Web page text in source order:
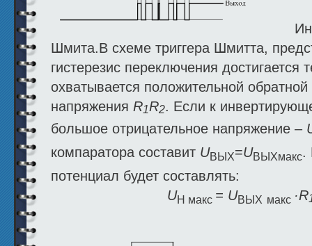
Шмита.В схеме триггера Шмитта,
гистерезис переключения достигается
охватывается положительной
напряжения R1R2. Если к
большое отрицательное напряжение –
компаратора составит UВЫХ=UВЫХмакс.
потенциал будет составлять:
UН макс = UВЫХ макс ·R